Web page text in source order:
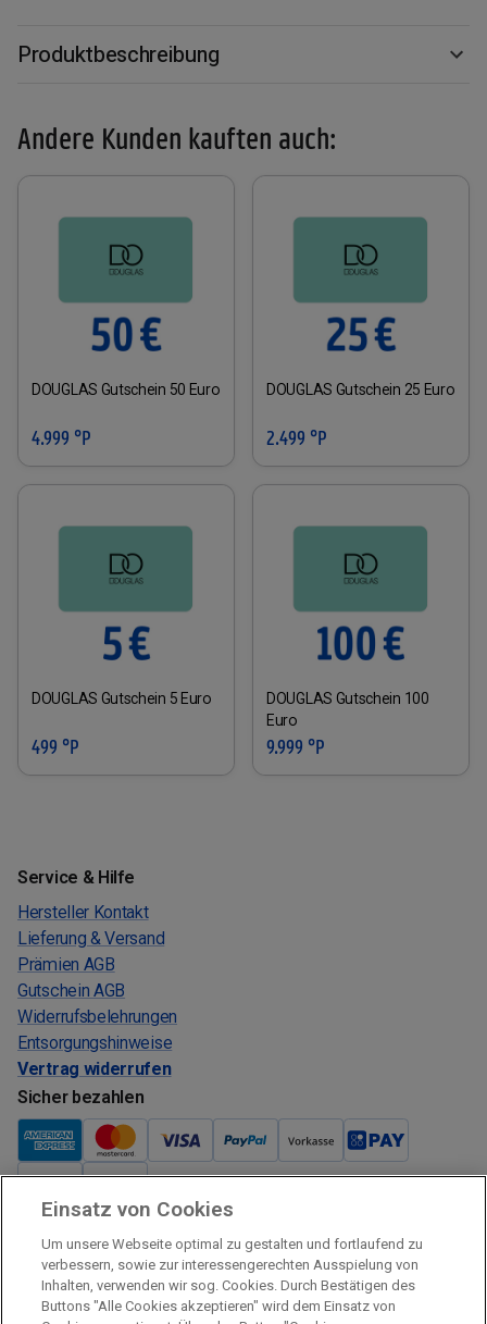
Produktbeschreibung
Andere Kunden kauften auch:
DOUGLAS Gutschein 50 Euro
4.999 °P
DOUGLAS Gutschein 25 Euro
2.499 °P
DOUGLAS Gutschein 5 Euro
499 °P
DOUGLAS Gutschein 100
Euro
9.999 °P
Service & Hilfe
Hersteller Kontakt
Lieferung & Versand
Prämien AGB
Gutschein AGB
Widerrufsbelehrungen
Entsorgungshinweise
Vertrag widerrufen
Sicher bezahlen
Verkauf und Versand
Kostenloser Versand:
Verkauf und Versand durch:
Einsatz von Cookies
Um unsere Webseite optimal zu gestalten und fortlaufend zu
verbessern, sowie zur interessengerechten Ausspielung von
Inhalten, verwenden wir sog. Cookies. Durch Bestätigen des
Buttons "Alle Cookies akzeptieren" wird dem Einsatz von